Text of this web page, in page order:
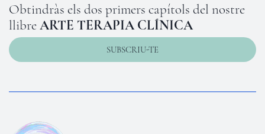
Obtindràs els dos primers capítols del nostre
llibreARTE TERAPIA CLÍNICA
SUBSCRIU-TE